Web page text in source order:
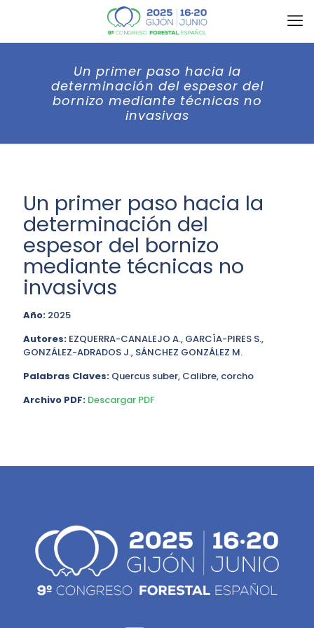
Un primer paso hacia la
determinación del espesor del
bornizo mediante técnicas no
invasivas
Un primer paso hacia la
determinación del
espesor del bornizo
mediante técnicas no
invasivas
Año: 2025
Autores: EZQUERRA-CANALEJO A., GARCÍA-PIRES S.,
GONZÁLEZ-ADRADOS J., SÁNCHEZ GONZÁLEZ M.
Palabras Claves: Quercus suber, Calibre, corcho
Archivo PDF: Descargar PDF